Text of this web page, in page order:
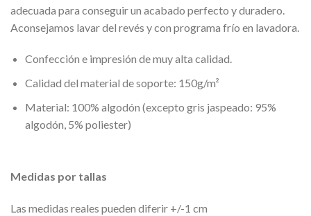
adecuada para conseguir un acabado perfecto y duradero.
Aconsejamos lavar del revés y con programa frío en lavadora.
Confección e impresión de muy alta calidad.
Calidad del material de soporte: 150g/m²
Material: 100% algodón (excepto gris jaspeado: 95%
algodón, 5% poliester)
Medidas por tallas
Las medidas reales pueden diferir +/-1 cm